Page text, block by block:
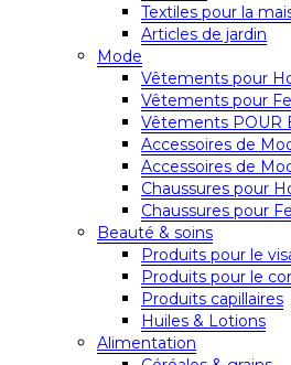
Textiles pour la
Articles de jardin
Mode
Vêtements pour
Vêtements pour
Vêtements POUR
Accessoires de
Accessoires de
Chaussures pour
Chaussures pour
Beauté & soins
Produits pour le
Produits pour le
Produits capillaires
Huiles & Lotions
Alimentation